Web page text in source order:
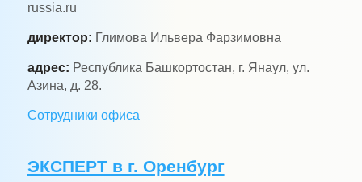
russia.ru
директор: Глимова Ильвера Фарзимовна
адрес: Республика Башкортостан, г. Янаул, ул.
Азина, д. 28.
Сотрудники офиса
ЭКСПЕРТ в г. Оренбург